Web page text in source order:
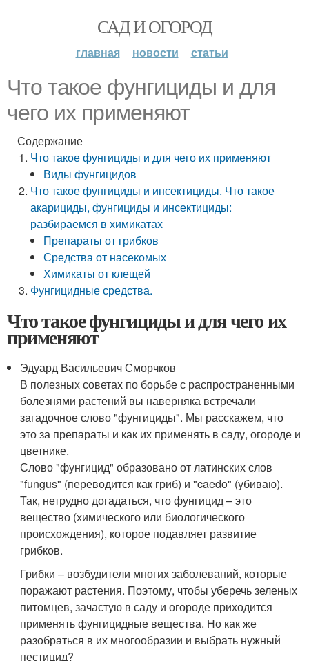
САД И ОГОРОД
главная новости статьи
Что такое фунгициды и для
чего их применяют
Содержание
Что такое фунгициды и для чего их применяют
Виды фунгицидов
Что такое фунгициды и инсектициды. Что такое
акарициды, фунгициды и инсектициды:
разбираемся в химикатах
Препараты от грибков
Средства от насекомых
Химикаты от клещей
Фунгицидные средства.
Что такое фунгициды и для чего их
применяют
Эдуард Васильевич Сморчков
В полезных советах по борьбе с распространенными
болезнями растений вы наверняка встречали
загадочное слово "фунгициды". Мы расскажем, что
это за препараты и как их применять в саду, огороде и
цветнике.
Слово "фунгицид" образовано от латинских слов
"fungus" (переводится как гриб) и "caedo" (убиваю).
Так, нетрудно догадаться, что фунгицид – это
вещество (химического или биологического
происхождения), которое подавляет развитие
грибков.
Грибки – возбудители многих заболеваний, которые
поражают растения. Поэтому, чтобы уберечь зеленых
питомцев, зачастую в саду и огороде приходится
применять фунгицидные вещества. Но как же
разобраться в их многообразии и выбрать нужный
пестицид?